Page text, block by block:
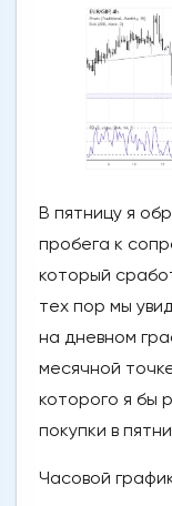
В пятницу я
пробега к
который
тех пор мы
на дневном
месячной
которого я бы
покупки в
Часовой